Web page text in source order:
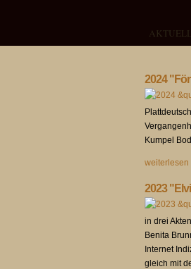
2024
Kumpel
weiterlesen
2023
in drei
Benita
Internet
gleich mit